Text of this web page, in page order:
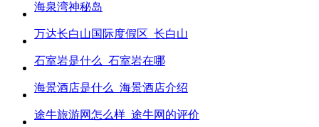
海泉湾神秘岛
万达长白山国际度假区_长白山
石室岩是什么_石室岩在哪
海景酒店是什么_海景酒店介绍
途牛旅游网怎么样_途牛网的评价